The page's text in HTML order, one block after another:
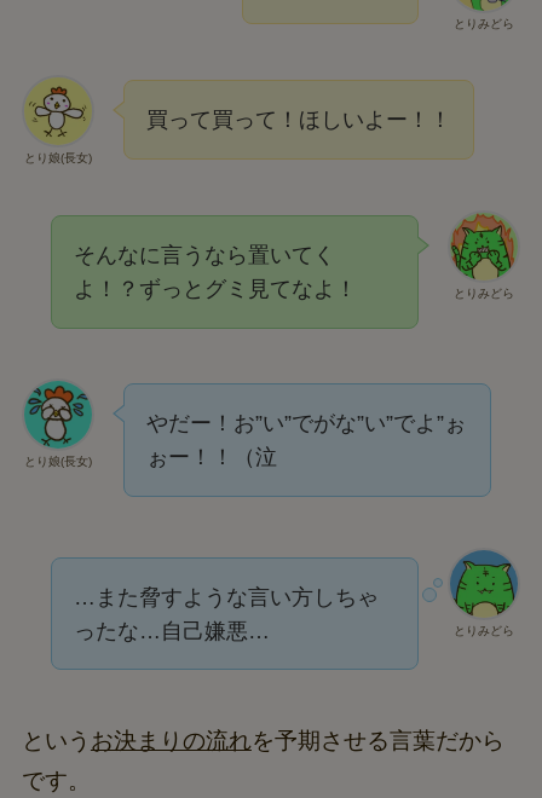
とりみどら
とり娘(長女)
買って買って！ほしいよー！！
とりみどら
そんなに言うなら置いてく
よ！？ずっとグミ見てなよ！
とり娘(長女)
やだー！お”い”でがな”い”でよ”ぉ
ぉー！！（泣
とりみどら
…また脅すような言い方しちゃ
ったな…自己嫌悪…
という お決まりの流れを予期させる言葉だから
です。